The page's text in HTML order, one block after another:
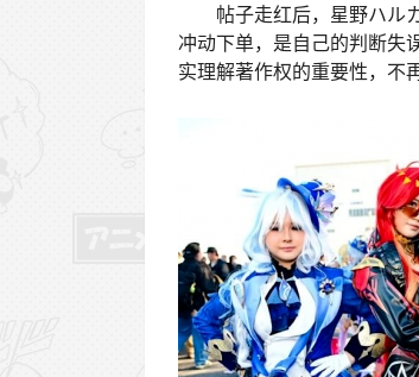
帖子走红后，星野ハルカ
冲动下单，是自己的判断失
实理解著作权的重要性，不